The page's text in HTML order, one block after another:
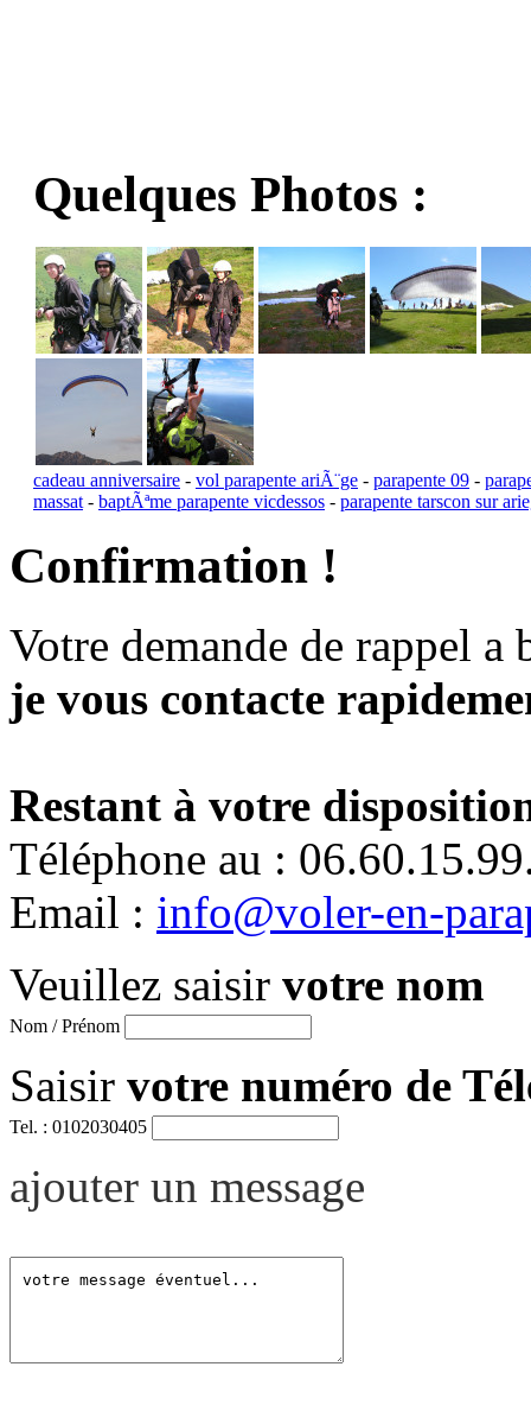
Quelques Photos :
cadeau anniversaire - vol parapente ariÃ¨ge - parapente 09 -
massat - baptÃªme parapente vicdessos - parapente tarscon sur
Confirmation !
Votre demande de rappel a
je vous contacte
Restant à votre
Téléphone au :
Email : info@voler-en-
Veuillez saisir votre nom
Nom / Prénom
Saisir votre numéro de
Tel. : 0102030405
ajouter un message